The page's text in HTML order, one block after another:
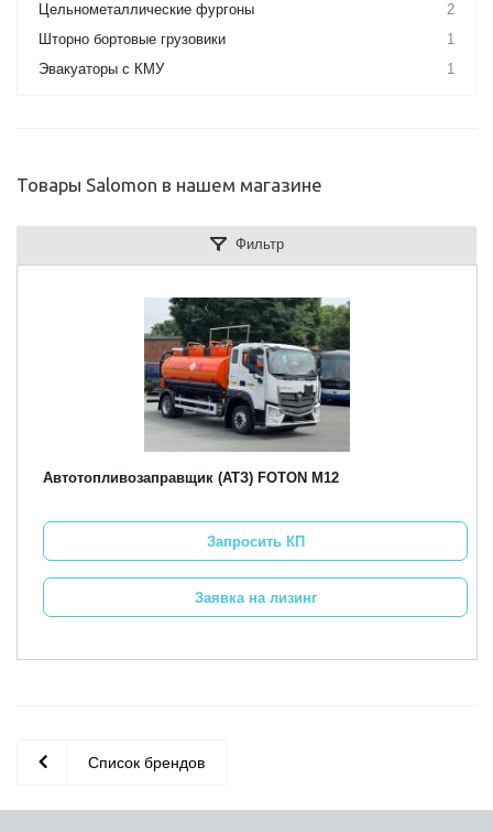
Цельнометаллические фургоны
2
Шторно бортовые грузовики
1
Эвакуаторы с КМУ
1
Товары Salomon в нашем магазине
Фильтр
Автотопливозаправщик (АТЗ) FOTON M12
Запросить КП
Заявка на лизинг
Список брендов